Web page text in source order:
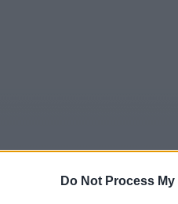
Do Not Process